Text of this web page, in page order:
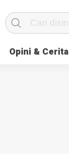
Opini & Cerita